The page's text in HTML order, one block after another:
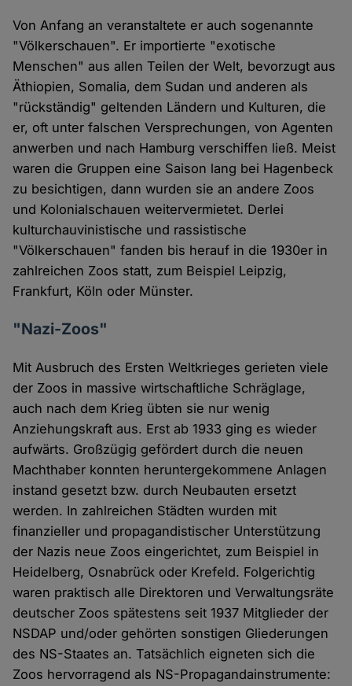
Von Anfang an veranstaltete er auch sogenannte
"Völkerschauen". Er importierte "exotische
Menschen" aus allen Teilen der Welt, bevorzugt aus
Äthiopien, Somalia, dem Sudan und anderen als
"rückständig" geltenden Ländern und Kulturen, die
er, oft unter falschen Versprechungen, von Agenten
anwerben und nach Hamburg verschiffen ließ. Meist
waren die Gruppen eine Saison lang bei Hagenbeck
zu besichtigen, dann wurden sie an andere Zoos
und Kolonialschauen weitervermietet. Derlei
kulturchauvinistische und rassistische
"Völkerschauen" fanden bis herauf in die 1930er in
zahlreichen Zoos statt, zum Beispiel Leipzig,
Frankfurt, Köln oder Münster.
"Nazi-Zoos"
Mit Ausbruch des Ersten Weltkrieges gerieten viele
der Zoos in massive wirtschaftliche Schräglage,
auch nach dem Krieg übten sie nur wenig
Anziehungskraft aus. Erst ab 1933 ging es wieder
aufwärts. Großzügig gefördert durch die neuen
Machthaber konnten heruntergekommene Anlagen
instand gesetzt bzw. durch Neubauten ersetzt
werden. In zahlreichen Städten wurden mit
finanzieller und propagandistischer Unterstützung
der Nazis neue Zoos eingerichtet, zum Beispiel in
Heidelberg, Osnabrück oder Krefeld. Folgerichtig
waren praktisch alle Direktoren und Verwaltungsräte
deutscher Zoos spätestens seit 1937 Mitglieder der
NSDAP und/oder gehörten sonstigen Gliederungen
des NS-Staates an. Tatsächlich eigneten sich die
Zoos hervorragend als NS-Propagandainstrumente: